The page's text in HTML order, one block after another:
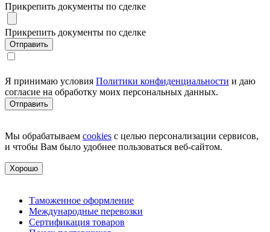
Прикрепить документы по сделке
Прикрепить документы по сделке
Я принимаю условия Политики конфиденциальности и даю
согласие на обработку моих персональных данных.
Мы обрабатываем cookies с целью персонализации сервисов,
и чтобы Вам было удобнее пользоваться веб-сайтом.
Хорошо
Таможенное оформление
Международные перевозки
Сертификация товаров